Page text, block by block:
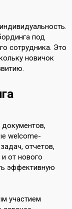
под
сотрудника. Это
новичок
документов,
welcome-
отчетов,
от нового
эффективную
участием